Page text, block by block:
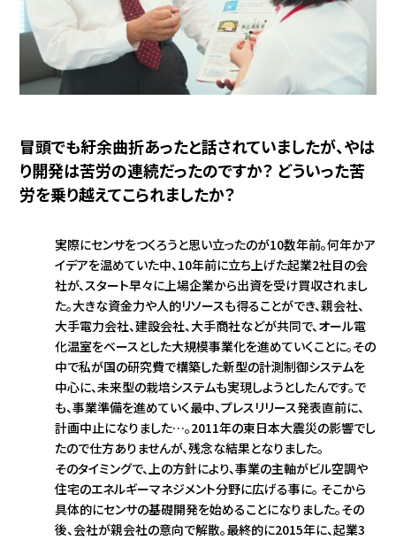
冒頭でも紆余曲折あったと話されていましたが、やは
り開発は苦労の連続だったのですか？ どういった苦
労を乗り越えてこられましたか？
実際にセンサをつくろうと思い立ったのが10数年前。何年かア
イデアを温めていた中、10年前に立ち上げた起業2社目の会
社が、スタート早々に上場企業から出資を受け買収されまし
た。大きな資金力や人的リソースも得ることができ、親会社、
大手電力会社、建設会社、大手商社などが共同で、オール電
化温室をベースとした大規模事業化を進めていくことに。その
中で私が国の研究費で構築した新型の計測制御システムを
中心に、未来型の栽培システムも実現しようとしたんです。で
も、事業準備を進めていく最中、プレスリリース発表直前に、
計画中止になりました…。2011年の東日本大震災の影響でし
たので仕方ありませんが、残念な結果となりました。
そのタイミングで、上の方針により、事業の主軸がビル空調や
住宅のエネルギーマネジメント分野に広げる事に。 そこから
具体的にセンサの基礎開発を始めることになりました。その
後、会社が親会社の意向で解散。最終的に2015年に、起業3